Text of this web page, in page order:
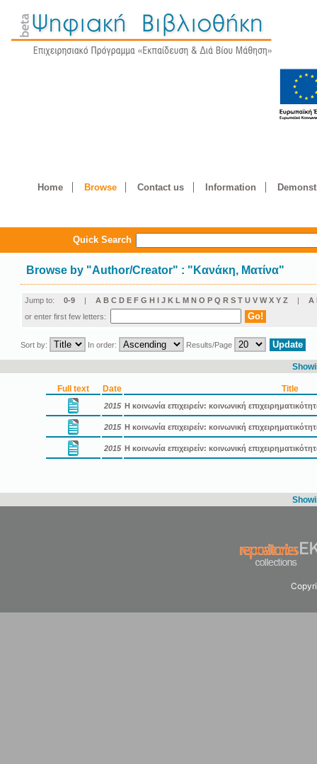
Home Browse Contact us Information
Quick Search
Browse by "Author/Creator" : "Κανάκη, Ματίνα"
Jump to: 0-9 | A B C D E F G H I J K L M N O P Q R S T U V W X Y Z | Α
or enter first few letters:
Sort by: In order: Results/Page
Full text Date Title
2015 Η κοινωνία επιχειρείν: κοινωνική
2015 Η κοινωνία επιχειρείν: κοινωνική
2015 Η κοινωνία επιχειρείν: κοινωνική